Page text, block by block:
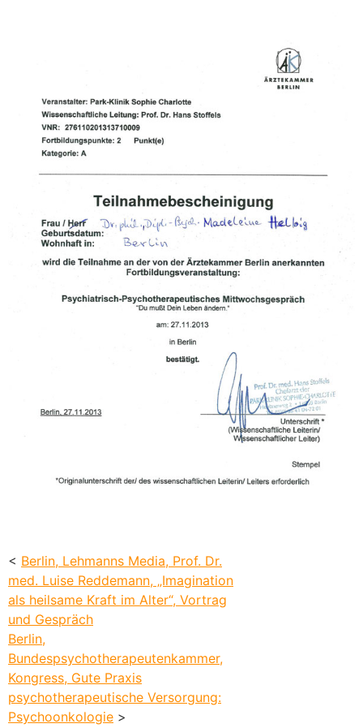
< Berlin, Lehmanns Media, Prof. Dr.
med. Luise Reddemann, „Imagination
als heilsame Kraft im Alter“, Vortrag
und Gespräch
Berlin,
Bundespsychotherapeutenkammer,
Kongress, Gute Praxis
psychotherapeutische Versorgung:
Psychoonkologie >